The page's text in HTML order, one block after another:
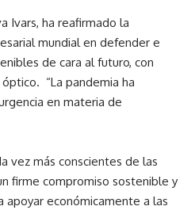
Ivars, ha reafirmado la
mundial en defender e
de cara al futuro, con
“La pandemia ha
en materia de
vez más conscientes de las
firme compromiso sostenible y
apoyar económicamente a las